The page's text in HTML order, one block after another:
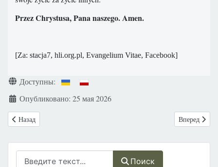
Поиск
Przez Chrystusa, Pana naszego. Amen.
[Za: stacja7, hli.org.pl, Evangelium Vitae, Facebook]
Информация о материале
Доступны:
Опубликовано: 25 мая 2026
Предыдущий: Польша: Варшава. 14 июня. KROPS объявляет
Назад Следующий:
Вперед